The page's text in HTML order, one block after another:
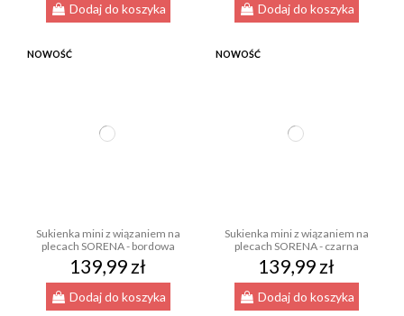
Dodaj do koszyka Dodaj do koszyka
NOWOŚĆ
Sukienka mini z wiązaniem na
plecach SORENA - bordowa
139,99 zł
Dodaj do koszyka
NOWOŚĆ
Sukienka mini z wiązaniem na
plecach SORENA - czarna
139,99 zł
Dodaj do koszyka